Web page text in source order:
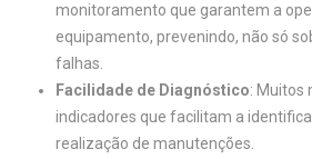
monitoramento que garantem a
equipamento, prevenindo, não só
falhas.
Facilidade de Diagnóstico: Muitos
indicadores que facilitam a
realização de manutenções.